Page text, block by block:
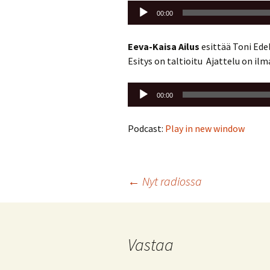
Äänitoistin
00:00
Eeva-Kaisa Ailus esittää Toni
Esitys on taltioitu Ajattelu on
Äänitoistin
00:00
Podcast: Play in new window
selaus
← Nyt radiossa
Vastaa